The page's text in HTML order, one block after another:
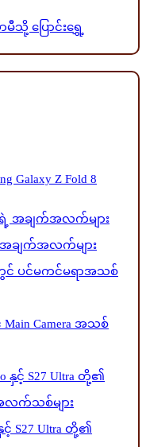
ပြောင်းရွှေ့
Z Fold 8
အချက်အလက်များ
Main Camera အသစ်
နှင့် S27 Ultra တို့၏